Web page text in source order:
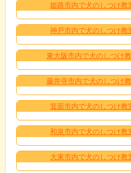
姫路市内で犬のしつけ教
神戸市内で犬のしつけ教
東大阪市内で犬のしつけ
藤井寺市内で犬のしつけ
箕面市内で犬のしつけ教
和泉市内で犬のしつけ教
大東市内で犬のしつけ教